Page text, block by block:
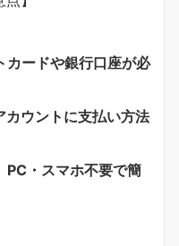
カードや銀行口座が必
ウントに支払い方法
・スマホ不要で簡